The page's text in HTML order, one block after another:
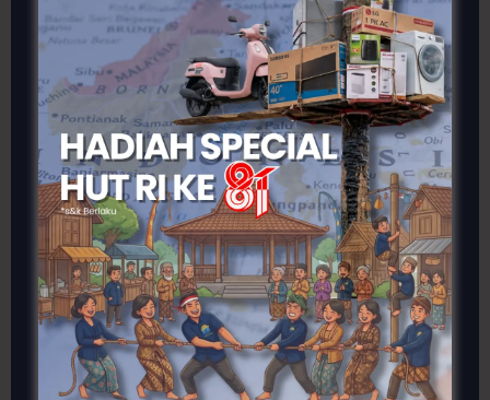
Jasa Konstruksi
Terpercaya, Kualitas
Terjamin!
Konsultasi sekarang untuk mencoba dan
lihat bagaimana WIBANGUN bisa
membantu Anda!. Segera hubungi kami dan
dapatkan layanan jasa konstruksi yang
profesional dan terpercaya. Jangan lewatkan
penawaran khusus kami!